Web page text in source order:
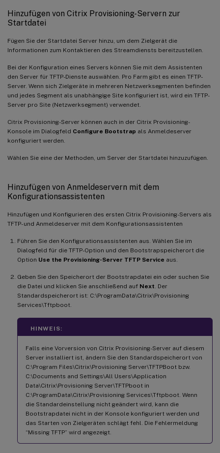
Hinzufügen von Citrix Provisioning-Servern zur
Startdatei
Fügen Sie der Startdatei Server hinzu, um dem Zielgerät die
Informationen zum Kontaktieren des Streamdiensts bereitzustellen.
Bei der Konfiguration eines Servers können Sie mit dem Assistenten
den Server für TFTP-Dienste auswählen. Pro Farm gibt es einen TFTP-
Server. Wenn sich Zielgeräte in mehreren Netzwerksegmenten befinden
und jedes Segment als unabhängige Site konfiguriert ist, wird ein TFTP-
Server pro Site (Netzwerksegment) verwendet.
Citrix Provisioning-Server können auch in der Citrix Provisioning-
Konsole im Dialogfeld Configure Bootstrap als Anmeldeserver
konfiguriert werden.
Wählen Sie eine der Methoden, um Server der Startdatei hinzuzufügen.
Hinzufügen von Anmeldeservern mit dem
Konfigurationsassistenten
Hinzufügen und Konfigurieren des ersten Citrix Provisioning-Servers als
TFTP- und Anmeldeserver mit dem Konfigurationsassistenten
Führen Sie den Konfigurationsassistenten aus. Wählen Sie im
Dialogfeld für die TFTP-Option und den Bootstrapspeicherort die
Option Use the Provisioning-Server TFTP Service aus.
Geben Sie den Speicherort der Bootstrapdatei ein oder suchen Sie
die Datei und klicken Sie anschließend auf Next . Der
Standardspeicherort ist: C:\ProgramData\Citrix\Provisioning
Services\Tftpboot.
HINWEIS:
Falls eine Vorversion von Citrix Provisioning-Server auf diesem
Server installiert ist, ändern Sie den Standardspeicherort von
C:\Program Files\Citrix\Provisioning Server\TFTPBoot bzw.
C:\Documents and Settings\All Users\Application
Data\Citrix\Provisioning Server\TFTPboot in
C:\ProgramData\Citrix\Provisioning Services\Tftpboot. Wenn
die Standardeinstellung nicht geändert wird, kann die
Bootstrapdatei nicht in der Konsole konfiguriert werden und
das Starten von Zielgeräten schlägt fehl. Die Fehlermeldung
“Missing TFTP” wird angezeigt.